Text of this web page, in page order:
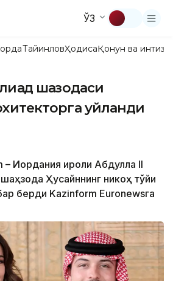
ЎЗ
ТайинловҲодисаҚонун ва
шаҳзодаси
уйланди
Иордания Қироли Абдулла II
Ҳусайннинг никоҳ тўйи
берди Kazinform Euronewsга